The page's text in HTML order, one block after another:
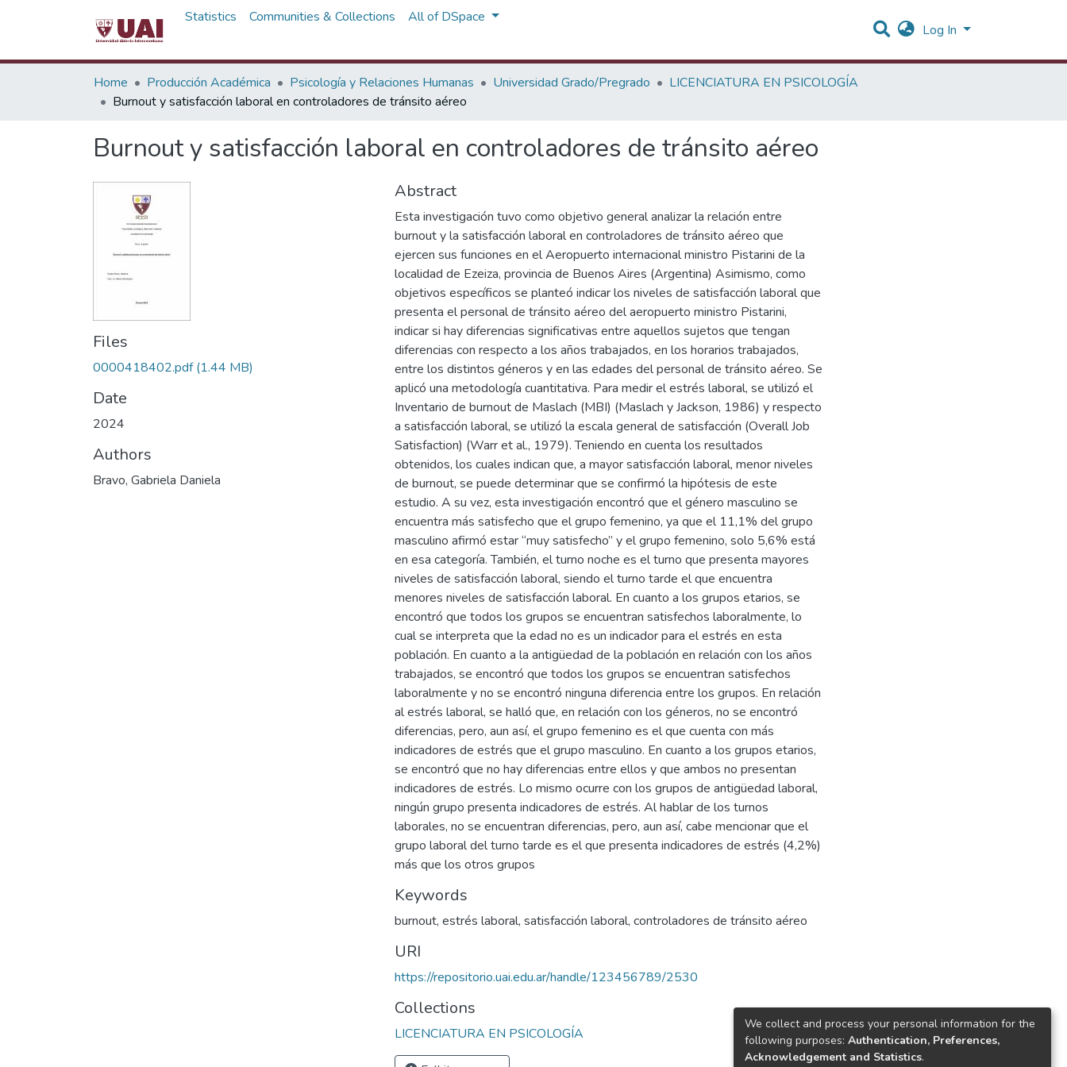
Statistics Communities & Collections All of DSpace
Log In
Home Producción Académica Psicología y Relaciones Humanas Universidad Grado/Pregrado
LICENCIATURA EN PSICOLOGÍA
Burnout y satisfacción laboral en controladores de tránsito aéreo
Burnout y satisfacción laboral en controladores de tránsito aéreo
Files
0000418402.pdf (1.44 MB)
Date
2024
Authors
Bravo, Gabriela Daniela
Abstract
Esta investigación tuvo como objetivo general analizar la relación entre
burnout y la satisfacción laboral en controladores de tránsito aéreo que
ejercen sus funciones en el Aeropuerto internacional ministro Pistarini de la
localidad de Ezeiza, provincia de Buenos Aires (Argentina) Asimismo, como
objetivos específicos se planteó indicar los niveles de satisfacción laboral que
presenta el personal de tránsito aéreo del aeropuerto ministro Pistarini,
indicar si hay diferencias significativas entre aquellos sujetos que tengan
diferencias con respecto a los años trabajados, en los horarios trabajados,
entre los distintos géneros y en las edades del personal de tránsito aéreo. Se
aplicó una metodología cuantitativa. Para medir el estrés laboral, se utilizó el
Inventario de burnout de Maslach (MBI) (Maslach y Jackson, 1986) y respecto
a satisfacción laboral, se utilizó la escala general de satisfacción (Overall Job
Satisfaction) (Warr et al., 1979). Teniendo en cuenta los resultados
obtenidos, los cuales indican que, a mayor satisfacción laboral, menor niveles
de burnout, se puede determinar que se confirmó la hipótesis de este
estudio. A su vez, esta investigación encontró que el género masculino se
encuentra más satisfecho que el grupo femenino, ya que el 11,1% del grupo
masculino afirmó estar “muy satisfecho” y el grupo femenino, solo 5,6% está
en esa categoría. También, el turno noche es el turno que presenta mayores
niveles de satisfacción laboral, siendo el turno tarde el que encuentra
menores niveles de satisfacción laboral. En cuanto a los grupos etarios, se
encontró que todos los grupos se encuentran satisfechos laboralmente, lo
cual se interpreta que la edad no es un indicador para el estrés en esta
población. En cuanto a la antigüedad de la población en relación con los años
trabajados, se encontró que todos los grupos se encuentran satisfechos
laboralmente y no se encontró ninguna diferencia entre los grupos. En relación
al estrés laboral, se halló que, en relación con los géneros, no se encontró
diferencias, pero, aun así, el grupo femenino es el que cuenta con más
indicadores de estrés que el grupo masculino. En cuanto a los grupos etarios,
se encontró que no hay diferencias entre ellos y que ambos no presentan
indicadores de estrés. Lo mismo ocurre con los grupos de antigüedad laboral,
ningún grupo presenta indicadores de estrés. Al hablar de los turnos
laborales, no se encuentran diferencias, pero, aun así, cabe mencionar que el
grupo laboral del turno tarde es el que presenta indicadores de estrés (4,2%)
más que los otros grupos
Keywords
burnout, estrés laboral, satisfacción laboral, controladores de tránsito aéreo
URI
https://repositorio.uai.edu.ar/handle/123456789/2530
Collections
LICENCIATURA EN PSICOLOGÍA
We collect and process your personal information for the
following purposes: Authentication, Preferences,
Acknowledgement and Statistics.